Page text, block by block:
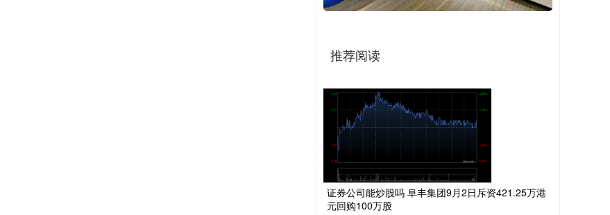
推荐阅读
证券公司能炒股吗 阜丰集团9月2日斥资421.25万港
元回购100万股